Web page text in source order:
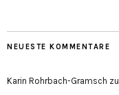
NEUESTE KOMMENTARE
Karin Rohrbach-Gramsch zu